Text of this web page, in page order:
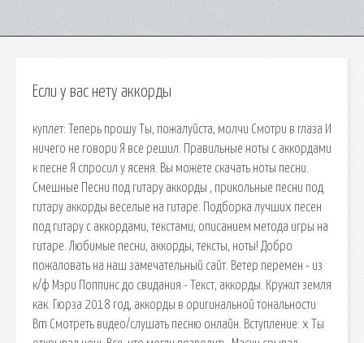
Если у вас нету аккорды
куплет: Теперь прошу Ты, пожалуйста, молчи Смотри в глаза И
ничего не говори Я все решил. Правильные ноты с аккордами
к песне Я спросил у ясеня. Вы можете скачать ноты песни.
Смешные Песни под гитару аккорды , прикольные песни под
гитару аккорды веселые на гитаре. Подборка лучших песен
под гитару с аккордами, текстами, описанием метода игры на
гитаре. Любимые песни, аккорды, тексты, ноты! Добро
пожаловать на наш замечательный сайт. Ветер перемен - из
к/ф Мэри Поппинс до свидания - Текст, аккорды. Кружит земля
как. Гюрза 2018 год, аккорды в оригинальной тональности
Bm Смотреть видео/слушать песню онлайн. Вступление: x Ты